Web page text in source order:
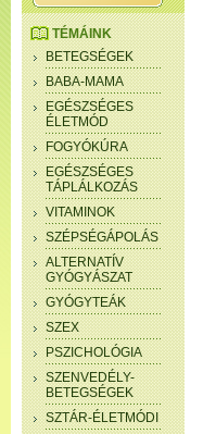
TÉMÁINK
BETEGSÉGEK
BABA-MAMA
EGÉSZSÉGES
ÉLETMÓD
FOGYÓKÚRA
EGÉSZSÉGES
TÁPLÁLKOZÁS
VITAMINOK
SZÉPSÉGÁPOLÁS
ALTERNATÍV
GYÓGYÁSZAT
GYÓGYTEÁK
SZEX
PSZICHOLÓGIA
SZENVEDÉLY-
BETEGSÉGEK
SZTÁR-ÉLETMÓDI